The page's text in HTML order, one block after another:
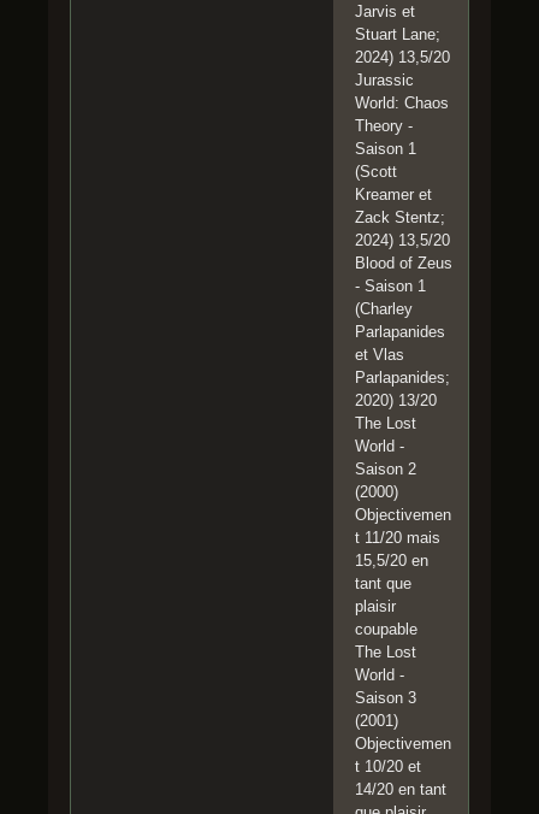
Jarvis et
Stuart Lane;
2024) 13,5/20
Jurassic
World: Chaos
Theory -
Saison 1
(Scott
Kreamer et
Zack Stentz;
2024) 13,5/20
Blood of Zeus
- Saison 1
(Charley
Parlapanides
et Vlas
Parlapanides;
2020) 13/20
The Lost
World -
Saison 2
(2000)
Objectivemen
t 11/20 mais
15,5/20 en
tant que
plaisir
coupable
The Lost
World -
Saison 3
(2001)
Objectivemen
t 10/20 et
14/20 en tant